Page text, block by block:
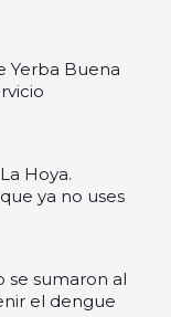
Yerba Buena
Hoya.
ya no uses
se sumaron al
el dengue